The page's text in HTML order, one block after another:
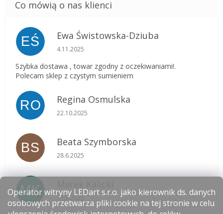
Operator witryny LEDart s.r.o. jako kierownik ds. danych
osobowych przetwarza pliki cookie na tej stronie w celu
EŚ Ewa Świstowska-Dziuba
Ocena sklepu to 5 na 5 gwiazdek.
4.11.2025
Szybka dostawa , towar zgodny z oczekiwaniami!.
Polecam sklep z czystym sumieniem
RO Regina Osmulska
Ocena sklepu to 5 na 5 gwiazdek.
22.10.2025
BS Beata Szymborska
Ocena sklepu to 5 na 5 gwiazdek.
28.6.2025
MK Ocena sklepu to 5 na 5 gwiazdek.
17.6.2025